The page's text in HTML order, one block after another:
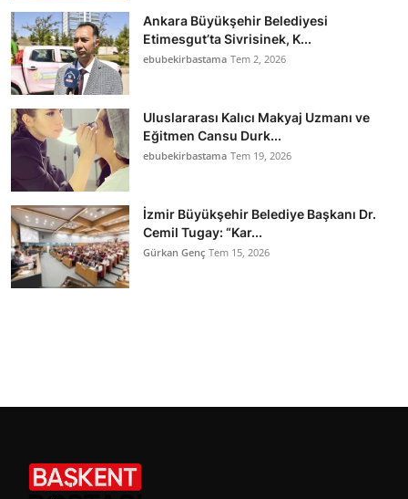
Ankara Büyükşehir Belediyesi
Etimesgut’ta Sivrisinek, K...
ebubekirbastama Tem 2, 2026
Uluslararası Kalıcı Makyaj Uzmanı ve
Eğitmen Cansu Durk...
ebubekirbastama Tem 19, 2026
İzmir Büyükşehir Belediye Başkanı Dr.
Cemil Tugay: “Kar...
Gürkan Genç Tem 15, 2026